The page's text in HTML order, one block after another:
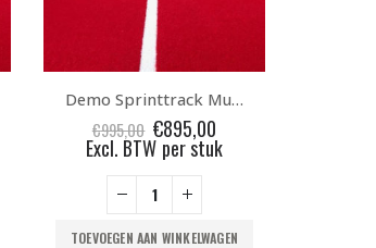
Sprinttrack UNI-Zwart 2x10m
€695,00
TOEVOEGEN AAN WINKELWAGEN